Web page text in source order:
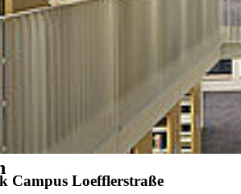
Campus Loefflerstraße
und Musikwissenschaft
und Pädagogik
Kommunikationswissenschaft